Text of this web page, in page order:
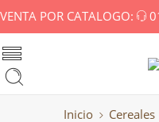
VENTA POR CATALOGO:
Inicio Cereales